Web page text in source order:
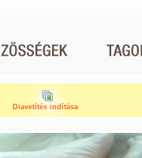
Diavetítés indítása